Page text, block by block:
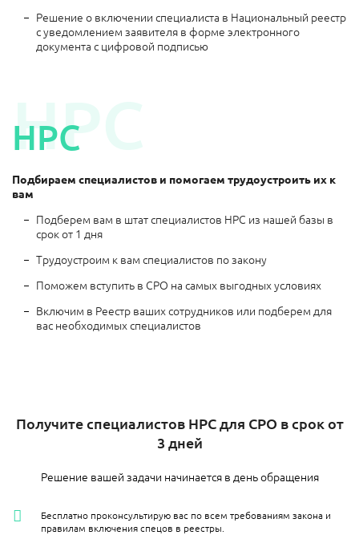
Решение о включении специалиста в Национальный реестр
с уведомлением заявителя в форме электронного
документа с цифровой подписью
НРС
НРС
Подбираем специалистов и помогаем трудоустроить их к
вам
Подберем вам в штат специалистов НРС из нашей базы в
срок от 1 дня
Трудоустроим к вам специалистов по закону
Поможем вступить в СРО на самых выгодных условиях
Включим в Реестр ваших сотрудников или подберем для
вас необходимых специалистов
Получите специалистов НРС для СРО в срок от
3 дней
Решение вашей задачи начинается в день обращения
Бесплатно проконсультирую вас по всем требованиям закона и
правилам включения спецов в реестры.